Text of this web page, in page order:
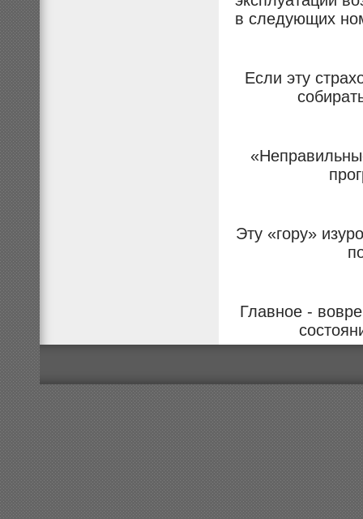
в следующих
Если эту
Эту «гору»
Главное -